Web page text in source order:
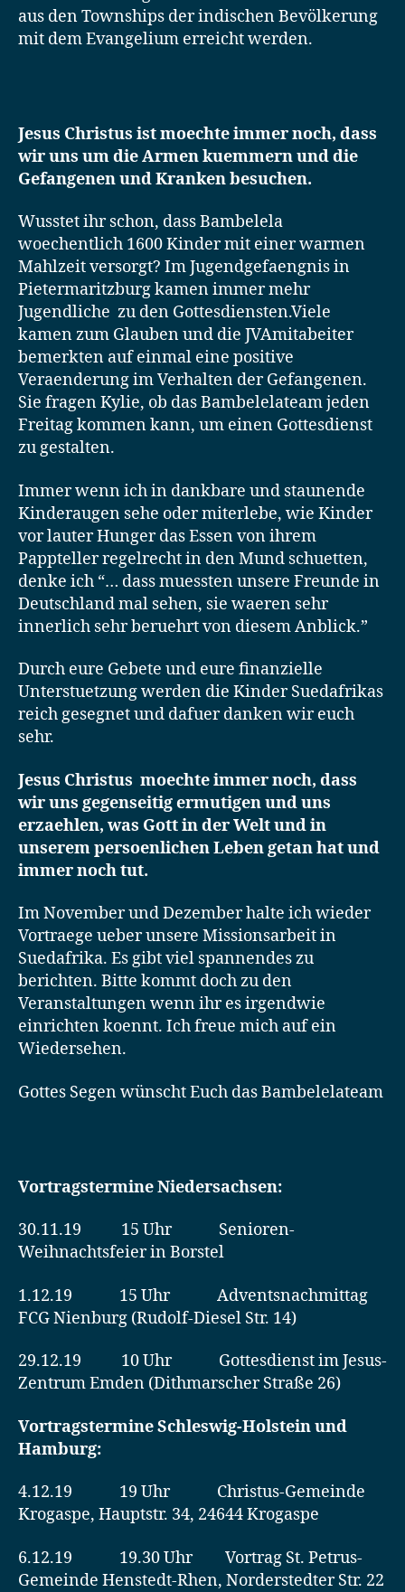
aus den Townships der indischen Bevölkerung
mit dem Evangelium erreicht werden.
Jesus Christus ist moechte immer noch, dass
wir uns um die Armen kuemmern und die
Gefangenen und Kranken besuchen.
Wusstet ihr schon, dass Bambelela
woechentlich 1600 Kinder mit einer warmen
Mahlzeit versorgt? Im Jugendgefaengnis in
Pietermaritzburg kamen immer mehr
Jugendliche zu den Gottesdiensten.Viele
kamen zum Glauben und die JVAmitabeiter
bemerkten auf einmal eine positive
Veraenderung im Verhalten der Gefangenen.
Sie fragen Kylie, ob das Bambelelateam jeden
Freitag kommen kann, um einen Gottesdienst
zu gestalten.
Immer wenn ich in dankbare und staunende
Kinderaugen sehe oder miterlebe, wie Kinder
vor lauter Hunger das Essen von ihrem
Pappteller regelrecht in den Mund schuetten,
denke ich “… dass muessten unsere Freunde in
Deutschland mal sehen, sie waeren sehr
innerlich sehr beruehrt von diesem Anblick.”
Durch eure Gebete und eure finanzielle
Unterstuetzung werden die Kinder Suedafrikas
reich gesegnet und dafuer danken wir euch
sehr.
Jesus Christus moechte immer noch, dass
wir uns gegenseitig ermutigen und uns
erzaehlen, was Gott in der Welt und in
unserem persoenlichen Leben getan hat und
immer noch tut.
Im November und Dezember halte ich wieder
Vortraege ueber unsere Missionsarbeit in
Suedafrika. Es gibt viel spannendes zu
berichten. Bitte kommt doch zu den
Veranstaltungen wenn ihr es irgendwie
einrichten koennt. Ich freue mich auf ein
Wiedersehen.
Gottes Segen wünscht Euch das Bambelelateam
Vortragstermine Niedersachsen:
30.11.19 15 Uhr Senioren-
Weihnachtsfeier in Borstel
1.12.19 15 Uhr Adventsnachmittag
FCG Nienburg (Rudolf-Diesel Str. 14)
29.12.19 10 Uhr Gottesdienst im Jesus-
Zentrum Emden (Dithmarscher Straße 26)
Vortragstermine Schleswig-Holstein und
Hamburg:
4.12.19 19 Uhr Christus-Gemeinde
Krogaspe, Hauptstr. 34, 24644 Krogaspe
6.12.19 19.30 Uhr Vortrag St. Petrus-
Gemeinde Henstedt-Rhen, Norderstedter Str. 22